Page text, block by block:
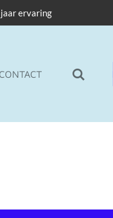
ervaring
CONTACT